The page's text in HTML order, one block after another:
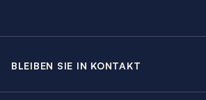
BLEIBEN SIE IN KONTAKT